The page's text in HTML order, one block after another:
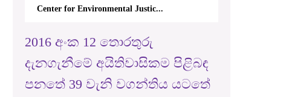
Center for Environmental Justic...
2016 අංක 12 තොරතුරු
දැනගැනීමේ අයිතිවාසිකම පිළිබඳ
පනතේ 39 වැනි වගන්තිය යටතේ